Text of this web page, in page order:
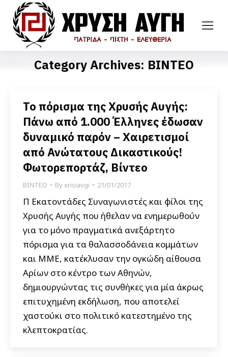
Category Archives: ΒΙΝΤΕΟ
Το πόρισμα της Χρυσής Αυγής:
Πάνω από 1.000 Έλληνες έδωσαν
δυναμικό παρόν – Χαιρετισμοί
από Ανώτατους Δικαστικούς!
Φωτορεπορτάζ, Βίντεο
ΒΙΝΤΕΟ Byxrisiavgi 21/01/2017
Π Εκατοντάδες Συναγωνιστές και φίλοι της
Χρυσής Αυγής που ήθελαν να ενημερωθούν
για το μόνο πραγματικά ανεξάρτητο
πόρισμα για τα θαλασσοδάνεια κομμάτων
και ΜΜΕ, κατέκλυσαν την ογκώδη αίθουσα
Αρίων στο κέντρο των Αθηνών,
δημιουργώντας τις συνθήκες για μία άκρως
επιτυχημένη εκδήλωση, που αποτελεί
χαστούκι στο πολιτικό κατεστημένο της
κλεπτοκρατίας.